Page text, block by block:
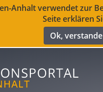
Anhalt verwendet zur
Seite erklären
Ok,